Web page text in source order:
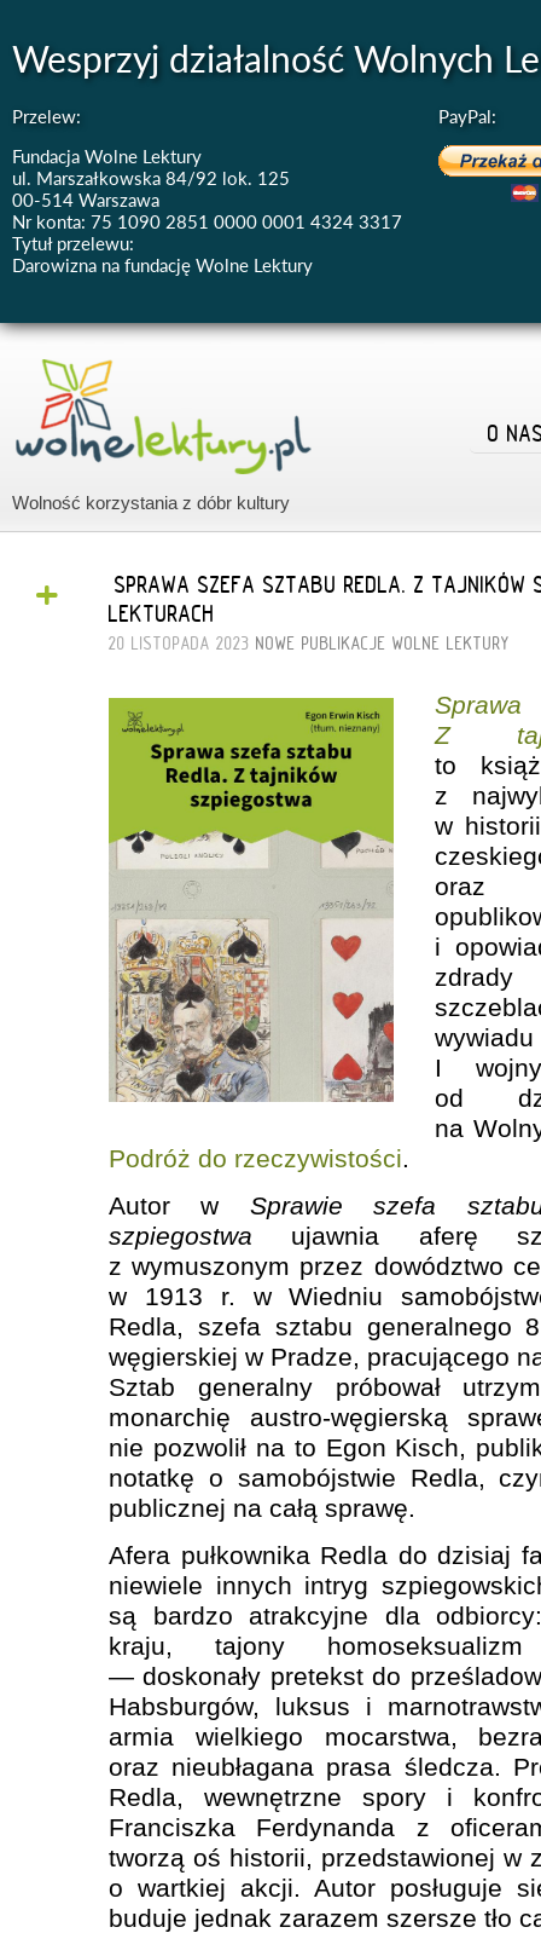
Wesprzyj działalność Wolnych
Przelew:
Fundacja Wolne Lektury
ul. Marszałkowska 84/92 lok. 125
00-514 Warszawa
Nr konta: 75 1090 2851 0000 0001 4324 3317
Tytuł przelewu:
Darowizna na fundację Wolne Lektury
PayPal:
Wolność korzystania z dóbr kultury
O
+
„SPRAWA SZEFA SZTABU REDLA. Z TAJNIKÓW
LEKTURACH
20 LISTOPADA 2023 NOWE PUBLIKACJE WOLNE LEKTURY
Z
to
z
w
oraz
i
I
od
na
Podróż do rzeczywistości.
Autor w Sprawie szefa
szpiegostwa ujawnia aferę
z wymuszonym przez dowództwo
w 1913 r. w Wiedniu
Redla, szefa sztabu generalnego
węgierskiej w Pradze, pracującego
Sztab generalny próbował
monarchię austro-węgierską
nie pozwolił na to Egon Kisch,
notatkę o samobójstwie Redla,
publicznej na całą sprawę.
Afera pułkownika Redla do dzisiaj
niewiele innych intryg
są bardzo atrakcyjne dla
kraju, tajony
— doskonały pretekst do
Habsburgów, luksus i
armia wielkiego mocarstwa,
oraz nieubłagana prasa śledcza.
Redla, wewnętrzne spory i
Franciszka Ferdynanda z
tworzą oś historii, przedstawionej w
o wartkiej akcji. Autor posługuje
buduje jednak zarazem szersze tło